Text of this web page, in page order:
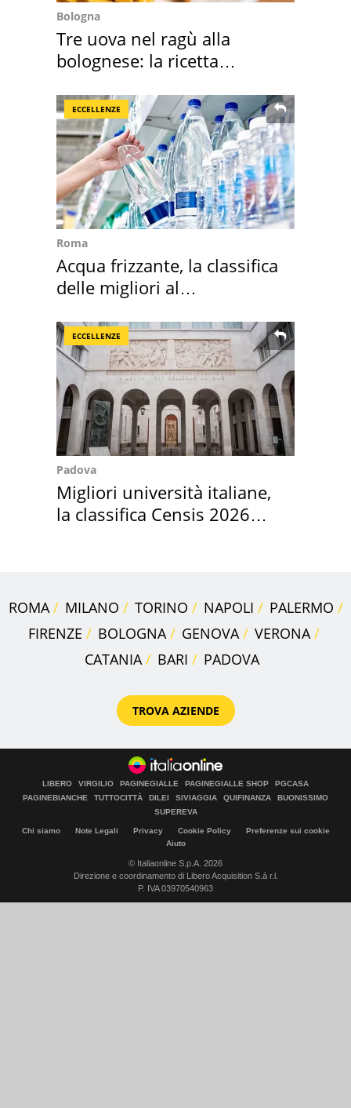
Bologna
Tre uova nel ragù alla
bolognese: la ricetta
ECCELLENZE
Roma
Acqua frizzante, la classifica
delle migliori al
ECCELLENZE
Padova
Migliori università italiane,
la classifica Censis 2026
ROMA MILANO TORINO NAPOLI
PALERMO
FIRENZE
BOLOGNA GENOVA
VERONA
CATANIA
BARI PADOVA
TROVA AZIENDE
LIBERO VIRGILIO PAGINEGIALLE PAGINEGIALLE SHOP
PGCASA
PAGINEBIANCHE
TUTTOCITTÀ DILEI SIVIAGGIA QUIFINANZA
BUONISSIMO
SUPEREVA
Chi siamo Note Legali Privacy Cookie Policy
Preferenze sui cookie
Aiuto
© Italiaonline S.p.A. 2026
Direzione e coordinamento di Libero Acquisition S.á r.l.
P. IVA 03970540963